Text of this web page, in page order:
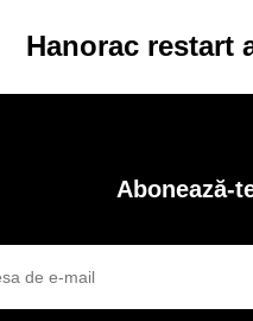
Hanorac restart
Abonează-